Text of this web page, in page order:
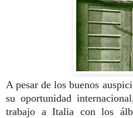
A pesar de los buenos
su oportunidad
trabajo a Italia con los